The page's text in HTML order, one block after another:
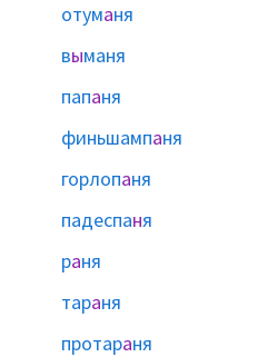
отуманя
выманя
папаня
финьшампаня
горлопаня
падеспаня
раня
тараня
протараня